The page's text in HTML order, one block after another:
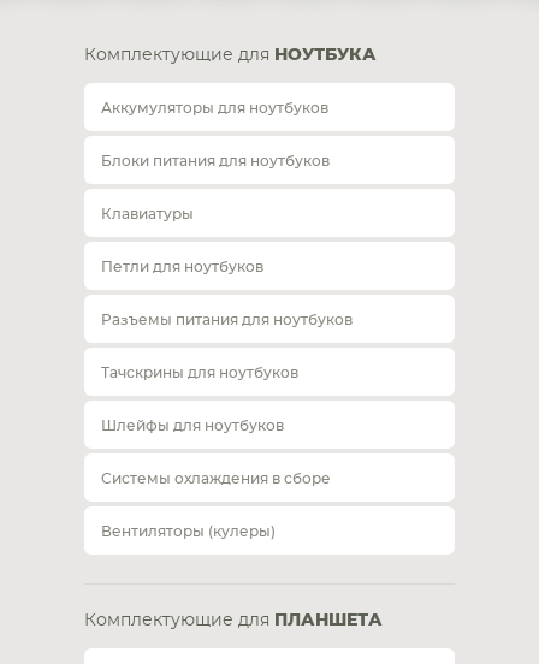
Комплектующие для НОУТБУКА
Аккумуляторы для ноутбуков
Блоки питания для ноутбуков
Клавиатуры
Петли для ноутбуков
Разъемы питания для ноутбуков
Тачскрины для ноутбуков
Шлейфы для ноутбуков
Системы охлаждения в сборе
Вентиляторы (кулеры)
Комплектующие для ПЛАНШЕТА